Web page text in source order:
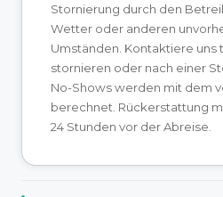
Stornierung durch den
Wetter oder anderen
Umständen. Kontaktiere uns
stornieren oder nach einer
No-Shows werden mit dem
berechnet. Rückerstattung
24 Stunden vor der Abreise.